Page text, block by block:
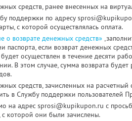
средств, ранее внесенных на
поддержки по адресу
с которой осуществлялась оплата.
о возврате денежных средств»
паспорта, если возврат денежных
осуществлен в течение десяти
В этом случае, сумма возврата
средств, зачисленных на
в Службу поддержки пользователей
на адрес sprosi@kupikupon.ru с
с которой они были зачислены.